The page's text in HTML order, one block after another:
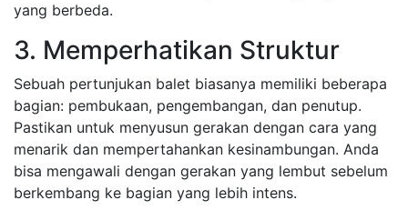
yang berbeda.
3. Memperhatikan Struktur
Sebuah pertunjukan balet biasanya memiliki beberapa
bagian: pembukaan, pengembangan, dan penutup.
Pastikan untuk menyusun gerakan dengan cara yang
menarik dan mempertahankan kesinambungan. Anda
bisa mengawali dengan gerakan yang lembut sebelum
berkembang ke bagian yang lebih intens.